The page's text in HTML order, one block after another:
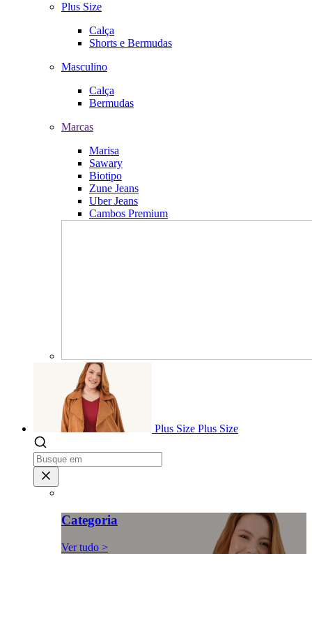
Plus Size
Calça
Shorts e Bermudas
Masculino
Calça
Bermudas
Marcas
Marisa
Sawary
Biotipo
Zune Jeans
Uber Jeans
Cambos Premium
Plus Size Plus Size
Categoria
Ver tudo >